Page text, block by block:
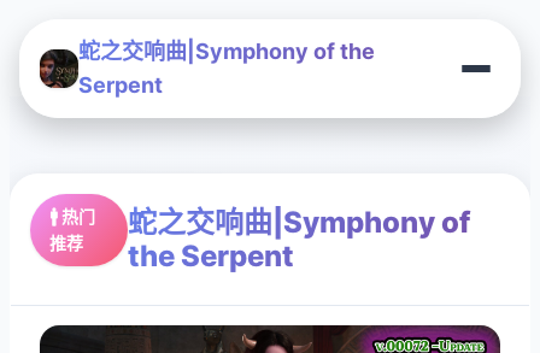
蛇之交响曲|Symphony of the
Serpent
🚹 热门
推荐
蛇之交响曲|Symphony of
the Serpent